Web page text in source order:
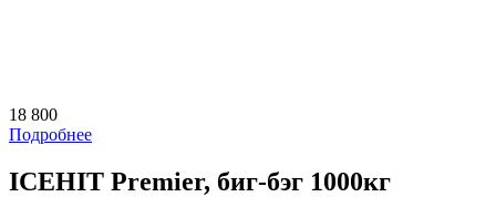
18 800
Подробнее
ICEHIT Premier, биг-бэг 1000кг